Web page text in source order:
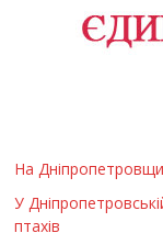
На
У
птахів